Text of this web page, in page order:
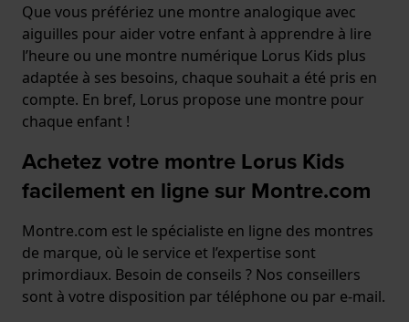
Que vous préfériez une montre analogique avec
aiguilles pour aider votre enfant à apprendre à lire
l’heure ou une montre numérique Lorus Kids plus
adaptée à ses besoins, chaque souhait a été pris en
compte. En bref, Lorus propose une montre pour
chaque enfant !
Achetez votre montre Lorus Kids
facilement en ligne sur Montre.com
Montre.com est le spécialiste en ligne des montres
de marque, où le service et l’expertise sont
primordiaux. Besoin de conseils ? Nos conseillers
sont à votre disposition par téléphone ou par e-mail.